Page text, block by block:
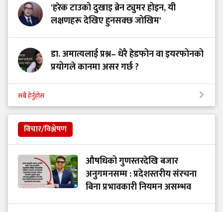
'हरेक टाउको दुखाइ ब्रेन ट्युमर होइन, यी
लक्षणहरू देखिए हुनसक्छ जोखिम'
डा. अमात्यलाई प्रश्न– धेरै हेडफोन वा इयरफोनको
प्रयोगले कानमा असर गर्छ ?
सबै हेर्नुहोस
विचार/विश्लेषण
औषधिको गुणस्तरदेखि बजार
अनुगमनसम्म : प्रदेशस्तरीय संरचना
बिना प्रभावकारी नियमन असम्भव